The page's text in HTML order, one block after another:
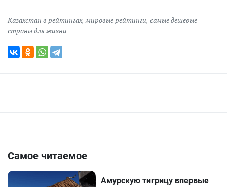
Казахстан в рейтингах, мировые рейтинги самые дешевые
страны для жизни
Самое читаемое
Амурскую тигрицу впервые